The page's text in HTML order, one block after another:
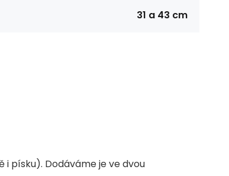
31 a 43 cm
písku). Dodáváme je ve dvou